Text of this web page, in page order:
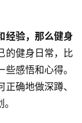
经验，那么健身
的健身日常，比
感悟和心得。
确地做深蹲、